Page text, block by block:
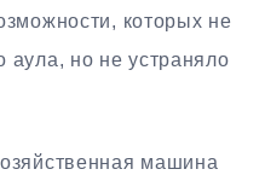
которых не
аула, но не устраняло
машина